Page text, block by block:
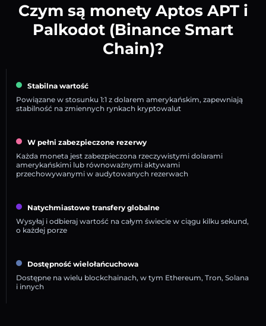
Czym są monety Aptos APT i
Palkodot (Binance Smart
Chain)?
Stabilna wartość
Powiązane w stosunku 1:1 z dolarem amerykańskim, zapewniają
stabilność na zmiennych rynkach kryptowalut
W pełni zabezpieczone rezerwy
Każda moneta jest zabezpieczona rzeczywistymi dolarami
amerykańskimi lub równoważnymi aktywami
przechowywanymi w audytowanych rezerwach
Natychmiastowe transfery globalne
Wysyłaj i odbieraj wartość na całym świecie w ciągu kilku sekund,
o każdej porze
Dostępność wielołańcuchowa
Dostępne na wielu blockchainach, w tym Ethereum, Tron, Solana
i innych